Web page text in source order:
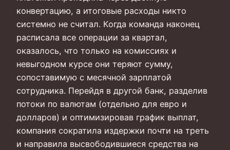
конвертацию, а итоговые расходы никто
системно не считал. Когда команда наконец
расписала все операции за квартал,
оказалось, что только на комиссиях и
невыгодном курсе они теряют сумму,
сопоставимую с месячной зарплатой
сотрудника. Перейдя в другой банк, разделив
потоки по валютам (отдельно для евро и
долларов) и оптимизировав график выплат,
компания сократила издержки почти на треть
и направила высвободившиеся средства на